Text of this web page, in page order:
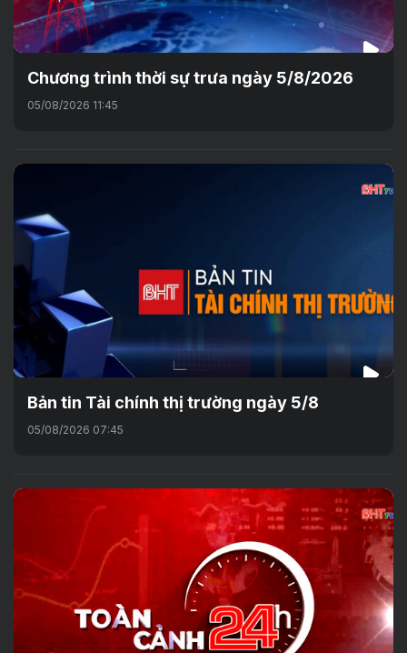
Chương trình thời sự trưa ngày 5/8/2026
05/08/2026 11:45
Bản tin Tài chính thị trường ngày 5/8
05/08/2026 07:45